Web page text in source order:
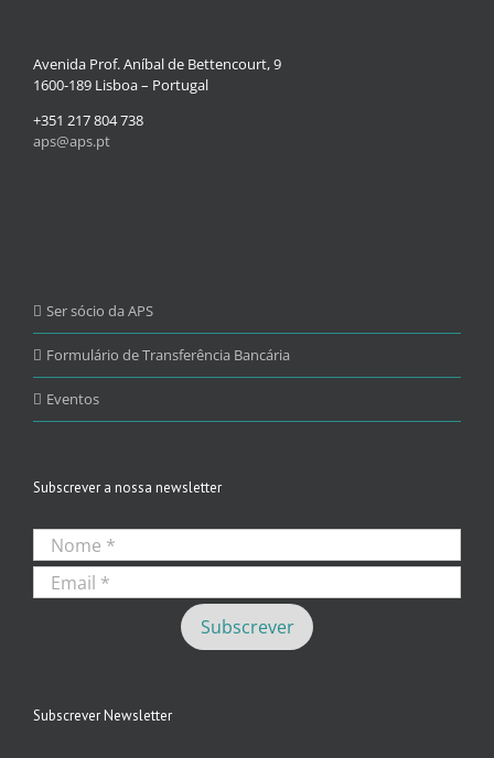
Avenida Prof. Aníbal de Bettencourt, 9
1600-189 Lisboa – Portugal
+351 217 804 738
aps@aps.pt
Ser sócio da APS
Formulário de Transferência Bancária
Eventos
Subscrever a nossa newsletter
Subscrever Newsletter